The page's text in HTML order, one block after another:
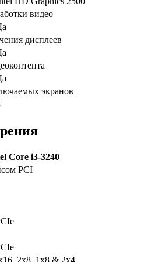
видео
дисплеев
экранов
Core i3-3240
PCI